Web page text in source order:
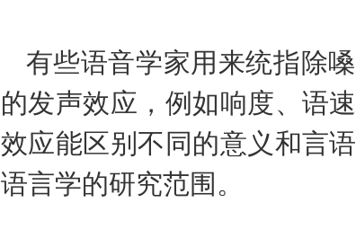
有些语音学家用来统指除
的发声效应，例如响度、语
效应能区别不同的意义和言
语言学的研究范围。